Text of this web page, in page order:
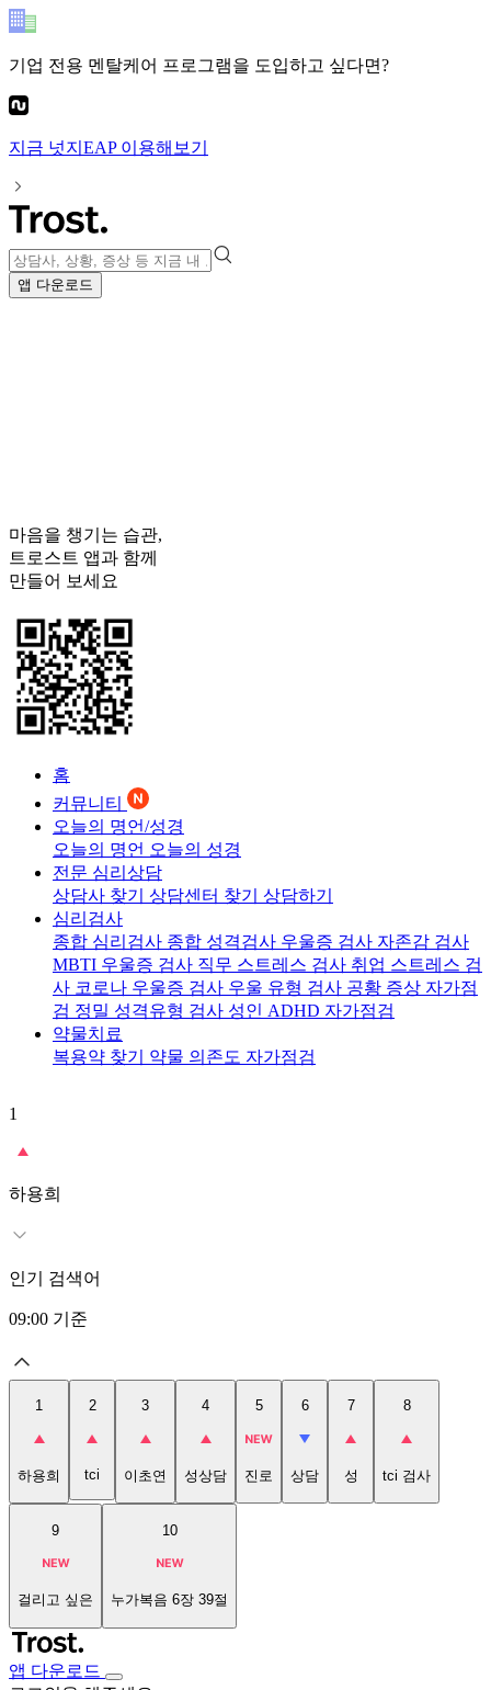
기업 전용 멘탈케어 프로그램을 도입하고 싶다면?
지금 넛지EAP이용해보기
앱 다운로드
마음을 챙기는 습관,
트로스트 앱과 함께
만들어 보세요
홈
커뮤니티
오늘의 명언/성경
오늘의 명언 오늘의 성경
전문 심리상담
상담사 찾기 상담센터 찾기 상담하기
심리검사
종합 심리검사 종합 성격검사 우울증 검사 자존감 검사
MBTI 우울증 검사 직무 스트레스 검사 취업 스트레스 검
사 코로나 우울증 검사 우울 유형 검사 공황 증상 자가점
검 정밀 성격유형 검사 성인 ADHD 자가점검
약물치료
복용약 찾기 약물 의존도 자가점검
1
하용희
인기 검색어
09:00 기준
1
하용희
2
tci
3
이초연
4
성상담
5
진로
6
상담
7
성
8
tci 검사
9
걸리고 싶은
10
누가복음 6장 39절
앱 다운로드